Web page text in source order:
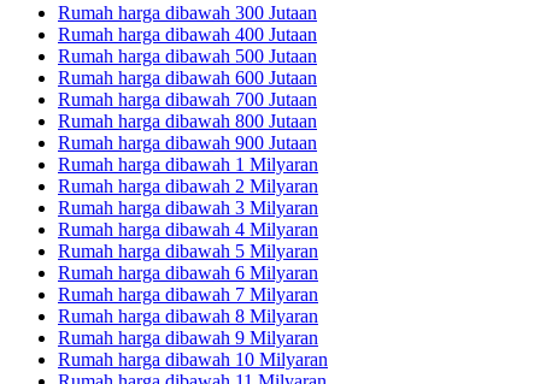
Rumah harga dibawah 300 Jutaan
Rumah harga dibawah 400 Jutaan
Rumah harga dibawah 500 Jutaan
Rumah harga dibawah 600 Jutaan
Rumah harga dibawah 700 Jutaan
Rumah harga dibawah 800 Jutaan
Rumah harga dibawah 900 Jutaan
Rumah harga dibawah 1 Milyaran
Rumah harga dibawah 2 Milyaran
Rumah harga dibawah 3 Milyaran
Rumah harga dibawah 4 Milyaran
Rumah harga dibawah 5 Milyaran
Rumah harga dibawah 6 Milyaran
Rumah harga dibawah 7 Milyaran
Rumah harga dibawah 8 Milyaran
Rumah harga dibawah 9 Milyaran
Rumah harga dibawah 10 Milyaran